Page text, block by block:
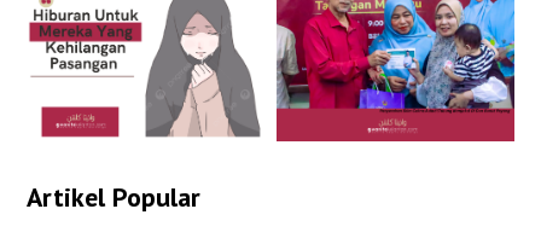
Artikel Popular